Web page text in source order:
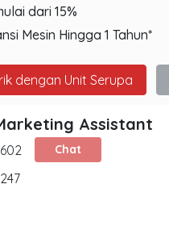
dari 15%
Mesin Hingga 1 Tahun*
dengan Unit Serupa
Assistant
Chat